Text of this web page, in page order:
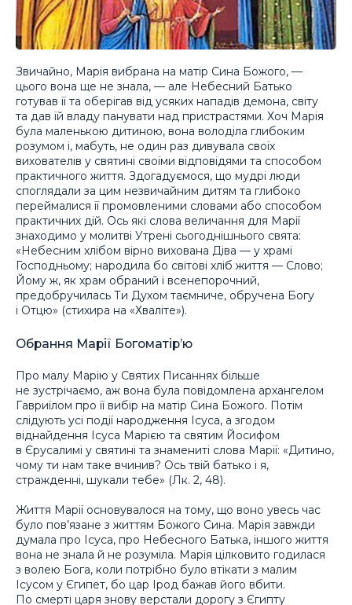
Звичайно, Марія вибрана на матір Сина Божого, —
цього вона ще не знала, — але Небесний Батько
готував її та оберігав від усяких нападів демона, світу
та дав їй владу панувати над пристрастями. Хоч Марія
була маленькою дитиною, вона володіла глибоким
розумом і, мабуть, не один раз дивувала своїх
вихователів у святині своїми відповідями та способом
практичного життя. Здогадуємося, що мудрі люди
споглядали за цим незвичайним дитям та глибоко
переймалися її промовленими словами або способом
практичних дій. Ось які слова величання для Марії
знаходимо у молитві Утрені сьогоднішнього свята:
«Небесним хлібом вірно вихована Діва — у храмі
Господньому; народила бо світові хліб життя — Слово;
Йому ж, як храм обраний і всенепорочний,
предобручилась Ти Духом таємниче, обручена Богу
і Отцю» (стихира на «Хваліте»).
Обрання Марії Богоматір’ю
Про малу Марію у Святих Писаннях більше
не зустрічаємо, аж вона була повідомлена архангелом
Гавриїлом про її вибір на матір Сина Божого. Потім
слідують усі події народження Ісуса, а згодом
віднайдення Ісуса Марією та святим Йосифом
в Єрусалимі у святині та знамениті слова Марії: «Дитино,
чому ти нам таке вчинив? Ось твій батько і я,
стражденні, шукали тебе» (Лк. 2, 48).
Життя Марії основувалося на тому, що воно увесь час
було пов’язане з життям Божого Сина. Марія завжди
думала про Ісуса, про Небесного Батька, іншого життя
вона не знала й не розуміла. Марія цілковито годилася
з волею Бога, коли потрібно було втікати з малим
Ісусом у Єгипет, бо цар Ірод бажав його вбити.
По смерті царя знову верстали дорогу з Єгипту